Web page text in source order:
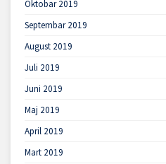
Oktobar 2019
Septembar 2019
August 2019
Juli 2019
Juni 2019
Maj 2019
April 2019
Mart 2019